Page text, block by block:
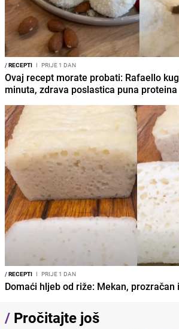
/RECEPTI I PRIJE 1 DAN
Ovaj recept morate probati: Rafaello
minuta, zdrava poslastica puna proteina
/RECEPTI I PRIJE 1 DAN
Domaći hljeb od riže: Mekan, prozračan
/ Pročitajte još